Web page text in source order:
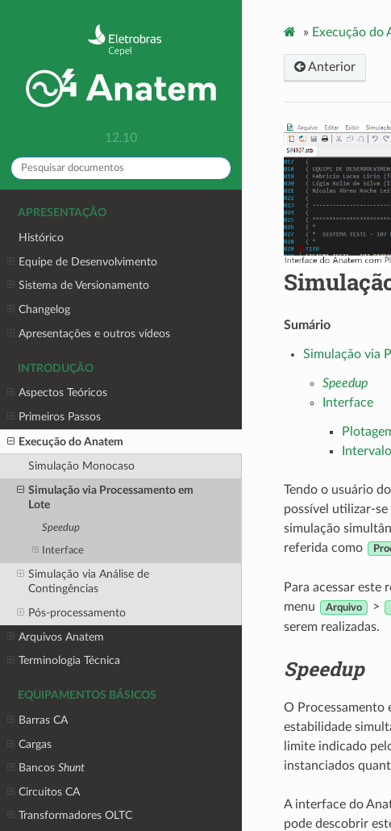
12.10
APRESENTAÇÃO
Histórico
Equipe de Desenvolvimento
Sistema de Versionamento
Changelog
Apresentações e outros vídeos
INTRODUÇÃO
Aspectos Teóricos
Primeiros Passos
Execução do Anatem
Simulação Monocaso
Simulação via Processamento em
Lote
Speedup
Interface
Simulação via Análise de
Contingências
Pós-processamento
Arquivos Anatem
Terminologia Técnica
EQUIPAMENTOS BÁSICOS
Barras CA
Cargas
BancosShunt
Circuitos CA
Transformadores OLTC
» Execução do
Anterior
Sumário
Simulação via
Speedup
Interface
Tendo o usuário
possível utilizar-
simulação
referida como
Para acessar este
menu
Arquivo >
serem realizadas.
Speedup
O Processamento
estabilidade
limite indicado
instanciados
A interface do
pode descobrir